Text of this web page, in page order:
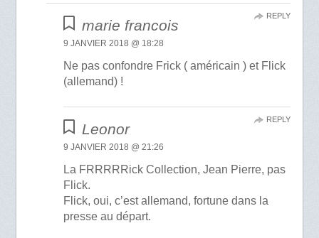
marie francois
9 JANVIER 2018 @ 18:28
Ne pas confondre Frick ( américain ) et Flick
(allemand) !
REPLY
Leonor
9 JANVIER 2018 @ 21:26
La FRRRRRick Collection, Jean Pierre, pas
Flick.
Flick, oui, c’est allemand, fortune dans la
presse au départ.
REPLY